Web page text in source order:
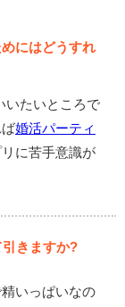
にはどうすれ
いたいところで
婚活パーティ
に苦手意識が
きますか?
いっぱいなの